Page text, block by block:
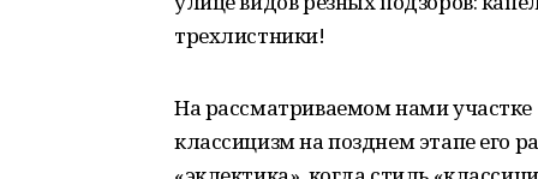
трехлистники!
На рассматриваемом нами
классицизм на позднем этапе его